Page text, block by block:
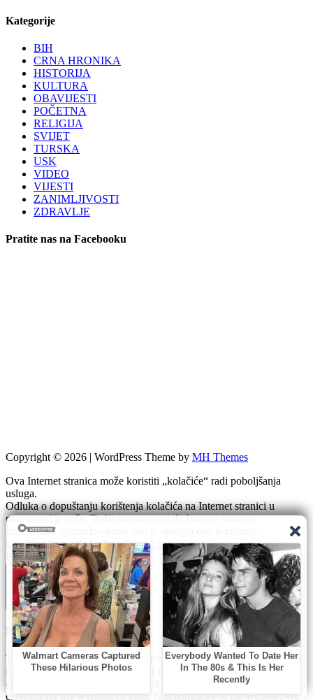
Kategorije
BIH
CRNA HRONIKA
HISTORIJA
KULTURA
OBAVIJESTI
POČETNA
RELIGIJA
SVIJET
TURSKA
USK
VIDEO
VIJESTI
ZANIMLJIVOSTI
ZDRAVLJE
Pratite nas na Facebooku
Copyright © 2026 | WordPress Theme by MH Themes
Ova Internet stranica može koristiti „kolačiće“ radi poboljšanja
usluga.
Odluka o dopuštanju korištenja kolačića na Internet stranici u
potpunosti je vaša. Treba napomenuti da Internet stranica
funkcionira optimalno samo ako je omogućeno korištenje
kolačića. Prihvati Odbij
Read More
Privacy & Cookies Policy
Zatvori
Privacy Overview
This website uses cookies to improve your experience while you
navigate through the website. Out of these, the cookies that are
categorized as necessary are stored on your browser as they are
essential for the working of basic functionalities of the website. We